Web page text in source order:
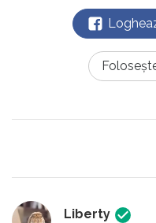
Liberty